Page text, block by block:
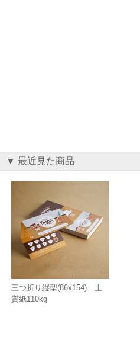
▼ 最近見た商品
三つ折り縦型(86x154) 上
質紙110kg